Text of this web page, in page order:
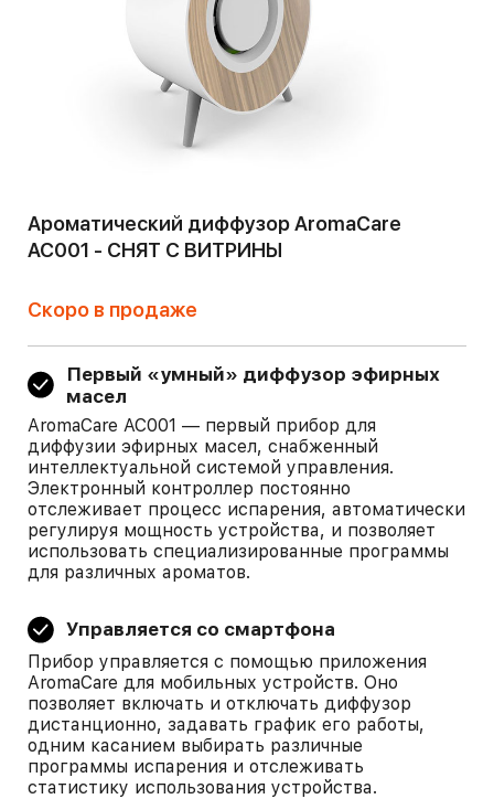
Ароматический диффузор AromaCare
AC001 - СНЯТ С ВИТРИНЫ
Скоро в продаже
Первый «умный» диффузор эфирных
масел
AromaCare AC001 — первый прибор для
диффузии эфирных масел, снабженный
интеллектуальной системой управления.
Электронный контроллер постоянно
отслеживает процесс испарения, автоматически
регулируя мощность устройства, и позволяет
использовать специализированные программы
для различных ароматов.
Управляется со смартфона
Прибор управляется с помощью приложения
AromaCare для мобильных устройств. Оно
позволяет включать и отключать диффузор
дистанционно, задавать график его работы,
одним касанием выбирать различные
программы испарения и отслеживать
статистику использования устройства.